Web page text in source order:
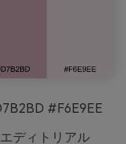
#F6E9EE
ディトリアル